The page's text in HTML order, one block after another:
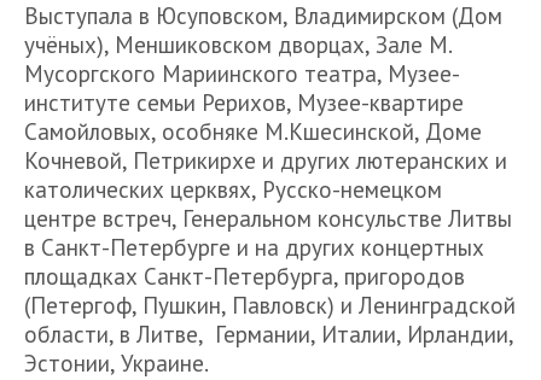
Выступала в Юсуповском, Владимирском (Дом
учёных), Меншиковском дворцах, Зале М.
Мусоргского Мариинского театра, Музее-
институте семьи Рерихов, Музее-квартире
Самойловых, особняке М.Кшесинской, Доме
Кочневой, Петрикирхе и других лютеранских и
католических церквях, Русско-немецком
центре встреч, Генеральном консульстве Литвы
в Санкт-Петербурге и на других концертных
площадках Санкт-Петербурга, пригородов
(Петергоф, Пушкин, Павловск) и Ленинградской
области, в Литве, Германии, Италии, Ирландии,
Эстонии, Украине.